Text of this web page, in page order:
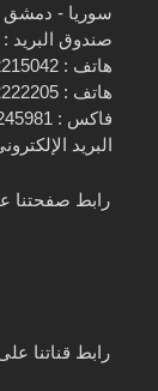
سوريا - دمشق
صندوق البريد :
هاتف : 2215042 11 963+
هاتف : 2222205 11 963+
فاكس : 2245981 11 963+
البريد
رابط صفحتنا
رابط قناتنا